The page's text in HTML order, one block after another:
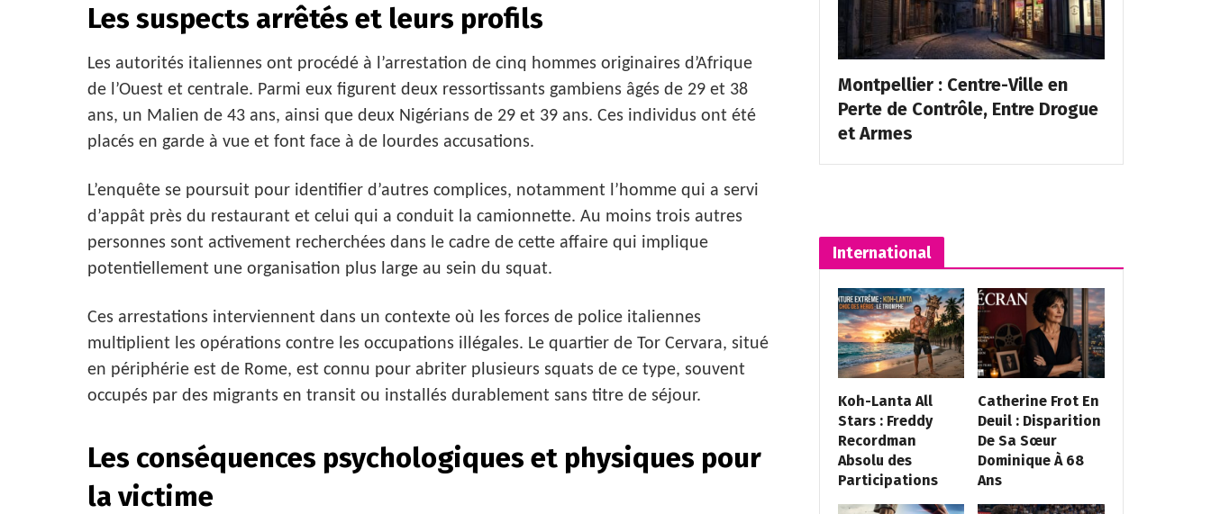
Les suspects arrêtés et leurs profils
Les autorités italiennes ont procédé à l’arrestation de cinq hommes originaires d’Afrique
de l’Ouest et centrale. Parmi eux figurent deux ressortissants gambiens âgés de 29 et 38
ans, un Malien de 43 ans, ainsi que deux Nigérians de 29 et 39 ans. Ces individus ont été
placés en garde à vue et font face à de lourdes accusations.
L’enquête se poursuit pour identifier d’autres complices, notamment l’homme qui a servi
d’appât près du restaurant et celui qui a conduit la camionnette. Au moins trois autres
personnes sont activement recherchées dans le cadre de cette affaire qui implique
potentiellement une organisation plus large au sein du squat.
Ces arrestations interviennent dans un contexte où les forces de police italiennes
multiplient les opérations contre les occupations illégales. Le quartier de Tor Cervara, situé
en périphérie est de Rome, est connu pour abriter plusieurs squats de ce type, souvent
occupés par des migrants en transit ou installés durablement sans titre de séjour.
Les conséquences psychologiques et physiques pour
la victime
Montpellier : Centre-Ville en
Perte de Contrôle, Entre Drogue
et Armes
International
Koh-Lanta All
Stars : Freddy
Recordman
Absolu des
Participations
Catherine Frot En
Deuil : Disparition
De Sa Sœur
Dominique À 68
Ans